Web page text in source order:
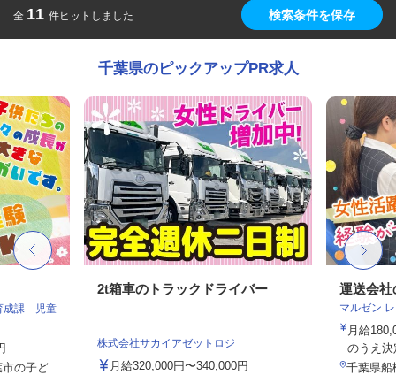
全 11 件ヒットしました 検索条件を保存
千葉県のピックアップPR求人
成課 児童
の子ど
2t箱車のトラックドライバー
株式会社サカイアゼットロジ
月給320,000円〜340,000円
運送会社
マルゼン
月給
のうえ
千葉県船